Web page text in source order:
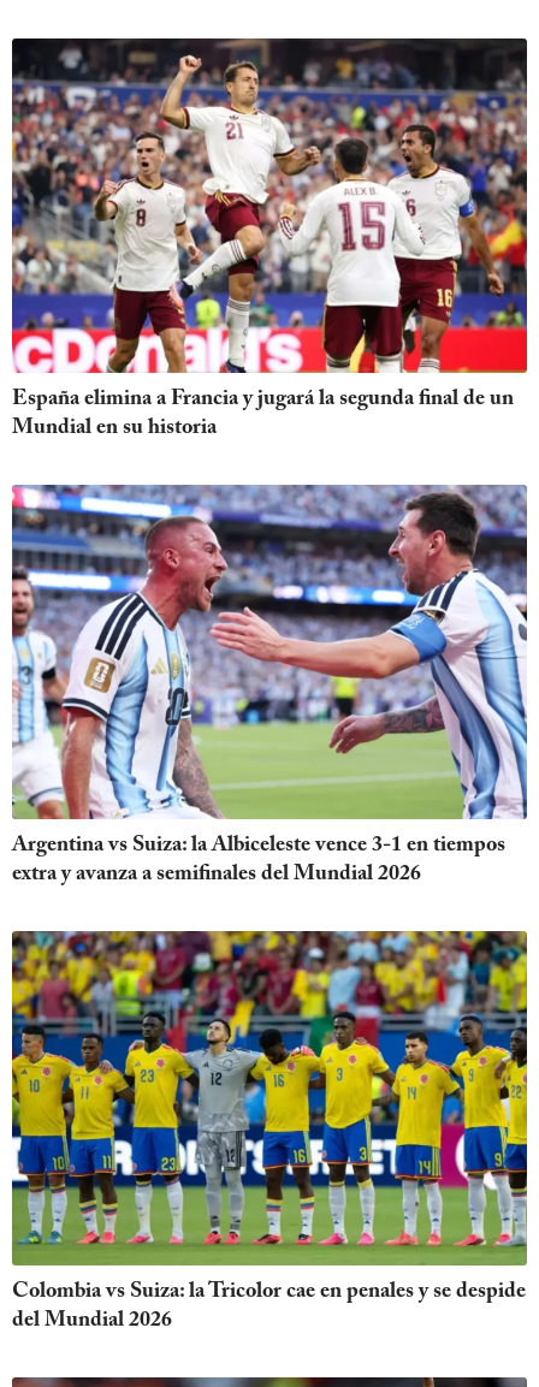
España elimina a Francia y jugará la segunda final de un
Mundial en su historia
Argentina vs Suiza: la Albiceleste vence 3-1 en tiempos
extra y avanza a semifinales del Mundial 2026
Colombia vs Suiza: la Tricolor cae en penales y se despide
del Mundial 2026